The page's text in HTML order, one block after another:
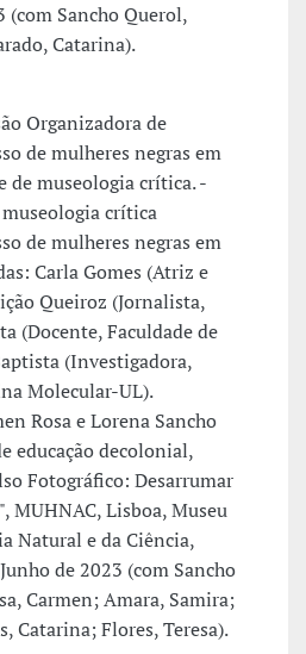
(com Sancho Querol,
Catarina).
Organizadora de
de mulheres negras em
de museologia crítica. -
crítica
de mulheres negras em
Carla Gomes (Atriz e
Queiroz (Jornalista,
(Docente, Faculdade de
(Investigadora,
Molecular-UL).
Rosa e Lorena Sancho
educação decolonial,
Fotográfico: Desarrumar
MUHNAC, Lisboa, Museu
Natural e da Ciência,
de 2023 (com Sancho
Carmen; Amara, Samira;
Catarina; Flores, Teresa).